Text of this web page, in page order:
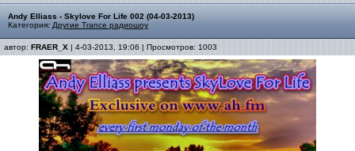
Andy Elliass - Skylove For Life 002 (04-03-2013)
Категория: Другие Trance радиошоу
автор: FRAER_X | 4-03-2013, 19:06 | Просмотров: 1003